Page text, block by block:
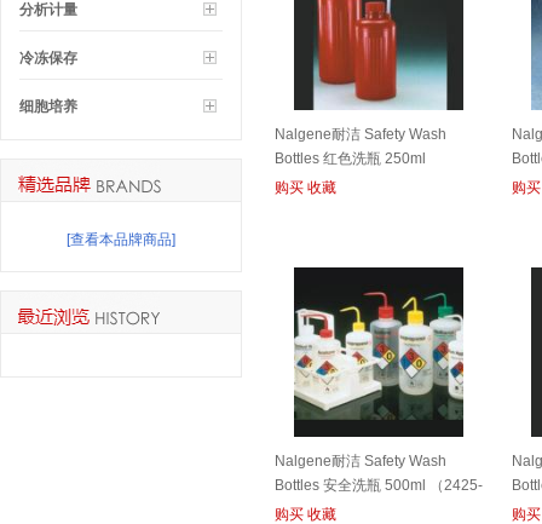
Nalgene耐洁 Safety Wash
Bottles 红色洗瓶 250ml
（DS2404-0250）
购买 收藏 购买
Nalgene耐洁 Safety Wash
Bottles 安全洗瓶 500ml （2425-
0505）
购买 收藏
（
购买
分析计量
冷冻保存
细胞培养
[查看本品牌商品]